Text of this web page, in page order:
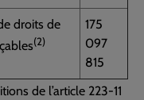
droits de
(2)
175
097
815
de l’article 223-11